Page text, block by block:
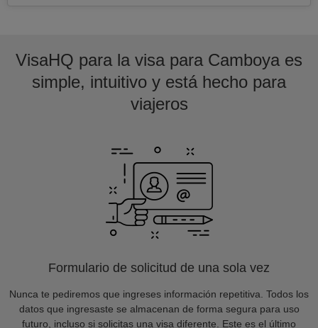
VisaHQ para la visa para Camboya es
simple, intuitivo y está hecho para
viajeros
Formulario de solicitud de una sola vez
Nunca te pediremos que ingreses información repetitiva. Todos los
datos que ingresaste se almacenan de forma segura para uso
futuro, incluso si solicitas una visa diferente. Este es el último